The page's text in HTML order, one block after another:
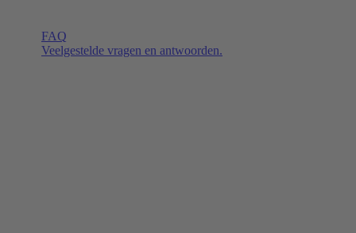
FAQ
Veelgestelde vragen en antwoorden.